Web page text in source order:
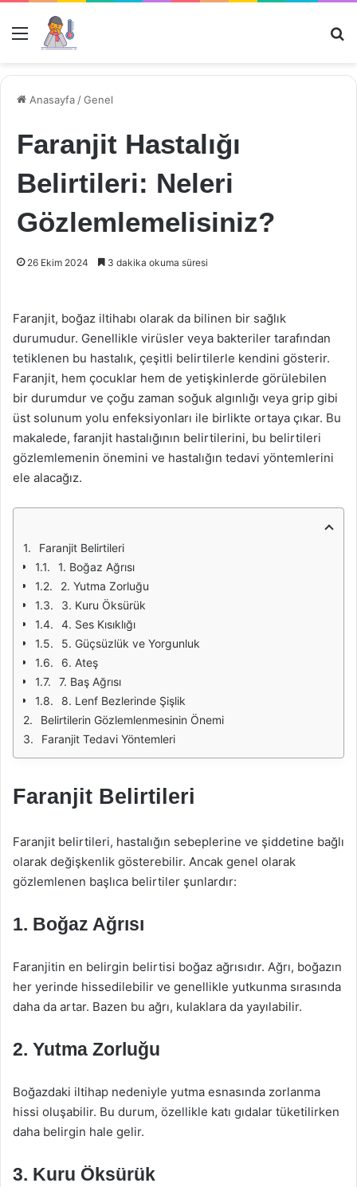
Menü
Anasayfa /Genel
Faranjit Hastalığı
Belirtileri: Neleri
Gözlemlemelisiniz?
26 Ekim 2024 3 dakika okuma süresi
Faranjit, boğaz iltihabı olarak da bilinen bir sağlık
durumudur. Genellikle virüsler veya bakteriler tarafından
tetiklenen bu hastalık, çeşitli belirtilerle kendini gösterir.
Faranjit, hem çocuklar hem de yetişkinlerde görülebilen
bir durumdur ve çoğu zaman soğuk algınlığı veya grip gibi
üst solunum yolu enfeksiyonları ile birlikte ortaya çıkar. Bu
makalede, faranjit hastalığının belirtilerini, bu belirtileri
gözlemlemenin önemini ve hastalığın tedavi yöntemlerini
ele alacağız.
Faranjit Belirtileri
1. Boğaz Ağrısı
2. Yutma Zorluğu
3. Kuru Öksürük
4. Ses Kısıklığı
5. Güçsüzlük ve Yorgunluk
6. Ateş
7. Baş Ağrısı
8. Lenf Bezlerinde Şişlik
Belirtilerin Gözlemlenmesinin Önemi
Faranjit Tedavi Yöntemleri
Faranjit Belirtileri
Faranjit belirtileri, hastalığın sebeplerine ve şiddetine bağlı
olarak değişkenlik gösterebilir. Ancak genel olarak
gözlemlenen başlıca belirtiler şunlardır:
1. Boğaz Ağrısı
Faranjitin en belirgin belirtisi boğaz ağrısıdır. Ağrı, boğazın
her yerinde hissedilebilir ve genellikle yutkunma sırasında
daha da artar. Bazen bu ağrı, kulaklara da yayılabilir.
2. Yutma Zorluğu
Boğazdaki iltihap nedeniyle yutma esnasında zorlanma
hissi oluşabilir. Bu durum, özellikle katı gıdalar tüketilirken
daha belirgin hale gelir.
3. Kuru Öksürük